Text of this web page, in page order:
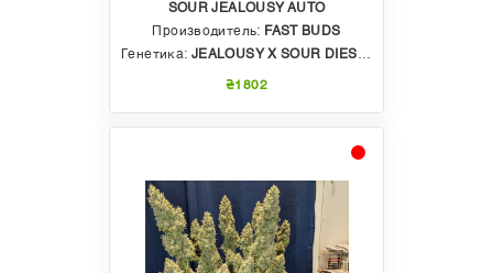
SOUR JEALOUSY AUTO
Производитель: FAST BUDS
Генетика: JEALOUSY X SOUR DIESEL AUTO F5
₴1802